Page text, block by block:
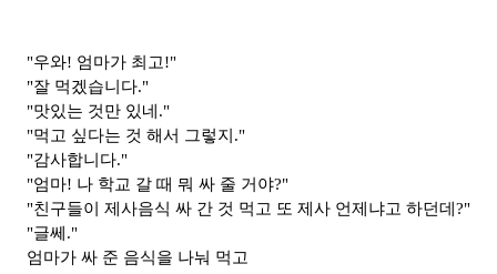
"우와! 엄마가 최고!"
"잘 먹겠습니다."
"맛있는 것만 있네."
"먹고 싶다는 것 해서 그렇지."
"감사합니다."
"엄마! 나 학교 갈 때 뭐 싸 줄 거야?"
"친구들이 제사음식 싸 간 것 먹고 또 제사 언제냐고 하던데?"
"글쎄."
엄마가 싸 준 음식을 나눠 먹고